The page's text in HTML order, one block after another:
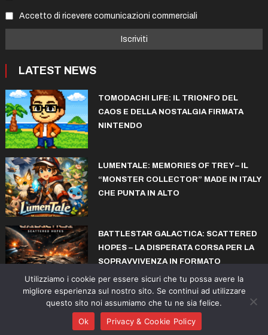
Accetto di ricevere comunicazioni commerciali
LATEST NEWS
TOMODACHI LIFE: IL TRIONFO DEL
CAOS E DELLA NOSTALGIA FIRMATA
NINTENDO
LUMENTALE: MEMORIES OF TREY – IL
“MONSTER COLLECTOR” MADE IN ITALY
CHE PUNTA IN ALTO
BATTLESTAR GALACTICA: SCATTERED
HOPES – LA DISPERATA CORSA PER LA
SOPRAVVIVENZA IN FORMATO
ROGUELITE
© copyright iconiks.net 2015-2026
Adventure Sports Arcade
Utilizziamo i cookie per essere sicuri che tu possa avere la
migliore esperienza sul nostro sito. Se continui ad utilizzare
questo sito noi assumiamo che tu ne sia felice.
Ok
Privacy & Cookie Policy